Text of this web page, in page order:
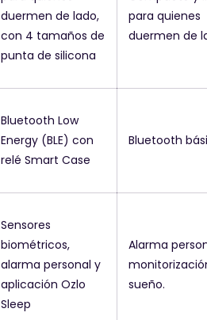
duermen de lado,
con 4 tamaños de
punta de silicona
para quienes
duermen de
Bluetooth Low
Energy (BLE) con
relé Smart Case
Bluetooth
Sensores
biométricos,
alarma personal y
aplicación Ozlo
Sleep
Alarma
sueño.